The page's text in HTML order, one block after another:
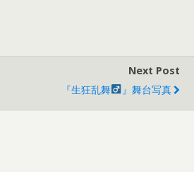
Next Post
『生狂乱舞
』舞台写真